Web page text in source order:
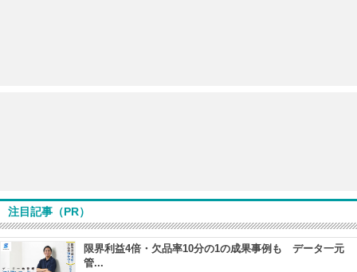
注目記事（PR）
限界利益4倍・欠品率10分の1の成果事例も データ一元
管...